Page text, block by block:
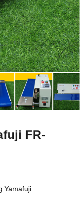
FR-
Yamafuji